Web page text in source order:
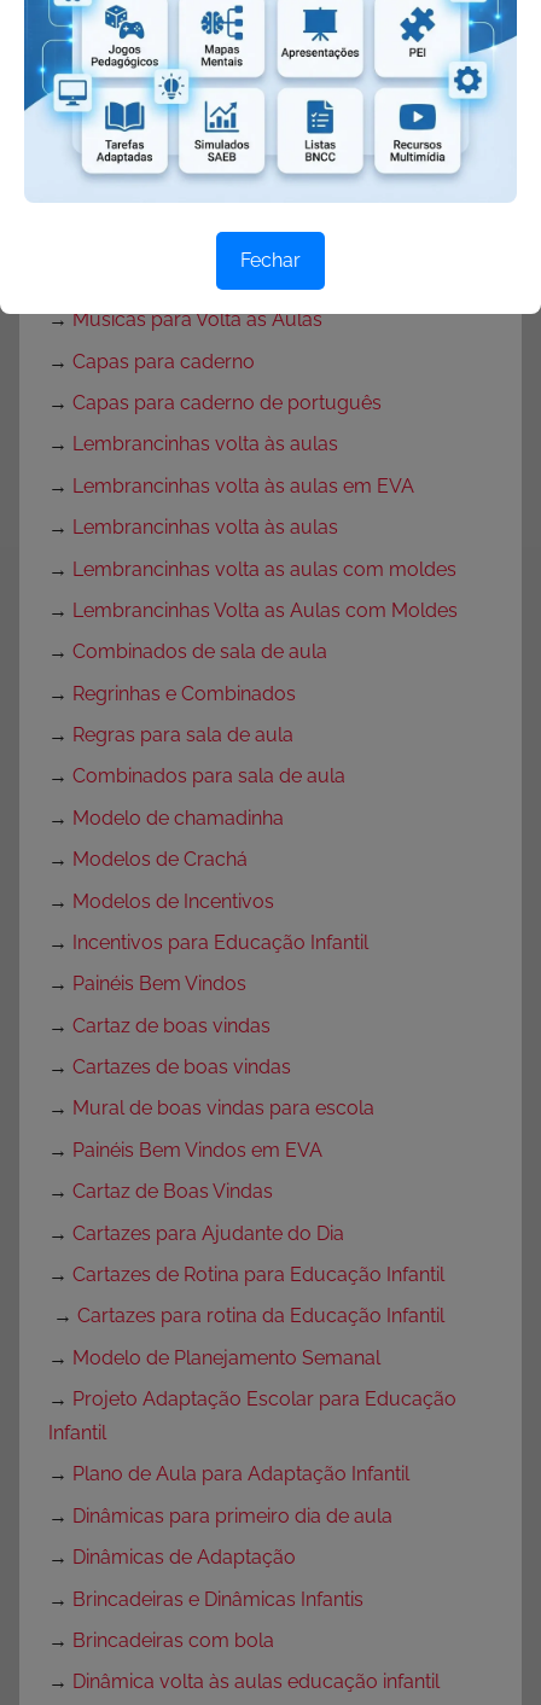
→Texto para o primeiro dia de aula
→Textos de volta às aulas
→Mensagem de volta às aulas
Rotina para primeira semana de aula
Decoração de sala de aula
→Músicas para Volta às Aulas
→ Capas para caderno
→ Capas para caderno de português
→ Lembrancinhas volta às aulas
→ Lembrancinhas volta às aulas em EVA
→ Lembrancinhas volta às aulas
→ Lembrancinhas volta as aulas com moldes
→ Lembrancinhas Volta as Aulas com Moldes
→ Combinados de sala de aula
→ Regrinhas e Combinados
→ Regras para sala de aula
→ Combinados para sala de aula
→ Modelo de chamadinha
→ Modelos de Crachá
→ Modelos de Incentivos
→ Incentivos para Educação Infantil
→ Painéis Bem Vindos
→ Cartaz de boas vindas
→ Cartazes de boas vindas
→ Mural de boas vindas para escola
→ Painéis Bem Vindos em EVA
→ Cartaz de Boas Vindas
→ Cartazes para Ajudante do Dia
→ Cartazes de Rotina para Educação Infantil
→ Cartazes para rotina da Educação Infantil
→ Modelo de Planejamento Semanal
→ Projeto Adaptação Escolar para Educação
Infantil
→ Plano de Aula para Adaptação Infantil
→ Dinâmicas para primeiro dia de aula
→ Dinâmicas de Adaptação
→ Brincadeiras e Dinâmicas Infantis
→ Brincadeiras com bola
→ Dinâmica volta às aulas educação infantil
Fechar